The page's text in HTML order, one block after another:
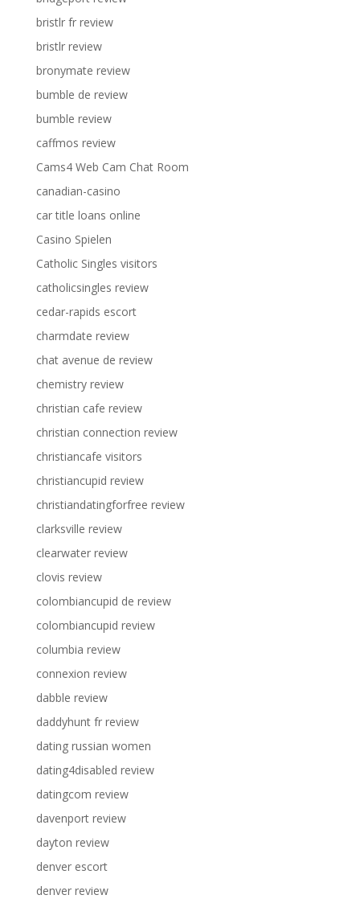
bristlr fr review
bristlr review
bronymate review
bumble de review
bumble review
caffmos review
Cams4 Web Cam Chat Room
canadian-casino
car title loans online
Casino Spielen
Catholic Singles visitors
catholicsingles review
cedar-rapids escort
charmdate review
chat avenue de review
chemistry review
christian cafe review
christian connection review
christiancafe visitors
christiancupid review
christiandatingforfree review
clarksville review
clearwater review
clovis review
colombiancupid de review
colombiancupid review
columbia review
connexion review
dabble review
daddyhunt fr review
dating russian women
dating4disabled review
datingcom review
davenport review
dayton review
denver escort
denver review